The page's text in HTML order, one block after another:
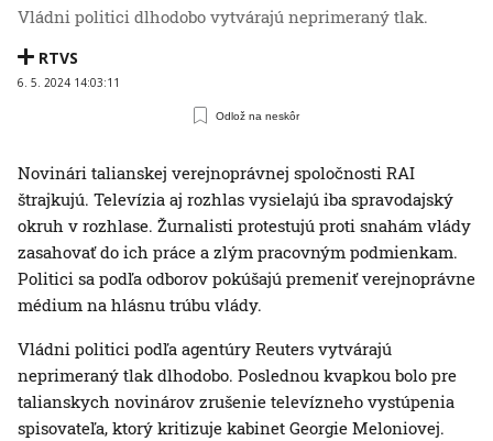
Vládni politici dlhodobo vytvárajú neprimeraný tlak.
RTVS
6. 5. 2024 14:03:11
Odlož na neskôr
Novinári talianskej verejnoprávnej spoločnosti RAI
štrajkujú. Televízia aj rozhlas vysielajú iba spravodajský
okruh v rozhlase. Žurnalisti protestujú proti snahám vlády
zasahovať do ich práce a zlým pracovným podmienkam.
Politici sa podľa odborov pokúšajú premeniť verejnoprávne
médium na hlásnu trúbu vlády.
Vládni politici podľa agentúry Reuters vytvárajú
neprimeraný tlak dlhodobo. Poslednou kvapkou bolo pre
talianskych novinárov zrušenie televízneho vystúpenia
spisovateľa, ktorý kritizuje kabinet Georgie Meloniovej.